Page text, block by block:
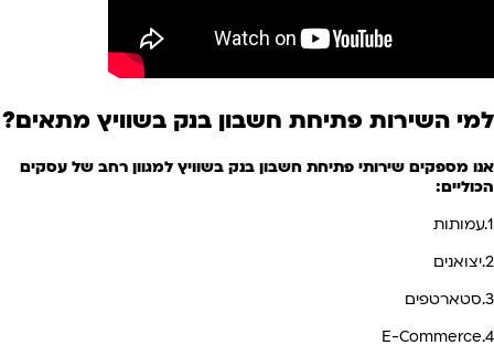
למי השירות פתיחת חשבון בנק בשוויץ מתאים?
אנו מספקים שירותי פתיחת חשבון בנק בשוויץ למגוון רחב של עסקים
הכוליים:
1.עמותות
2.יצואנים
3.סטארטפים
4.E-Commerce